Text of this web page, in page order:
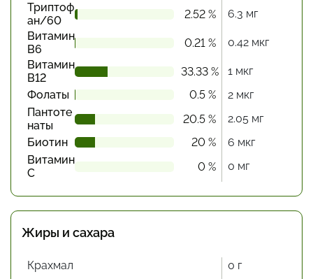
Триптоф
ан/60
2.52 %
6.3 мг
Витамин
В6
0.21 %
0.42 мкг
Витамин
В12
33.33 %
1 мкг
Фолаты
0.5 %
2 мкг
Пантоте
наты
20.5 %
2.05 мг
Биотин
20 %
6 мкг
Витамин
С
0 % 0 мг
Жиры и сахара
Крахмал
0 г